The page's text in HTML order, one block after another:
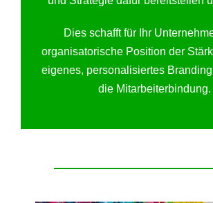
Dies schafft für Ihr
organisatorische Position der
eigenes, personalisiertes
die Mitarbeiterbindung.